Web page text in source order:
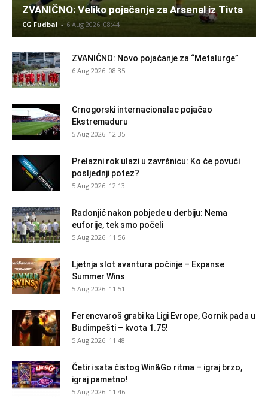
ZVANIČNO: Veliko pojačanje za Arsenal iz Tivta
CG Fudbal - 6 Aug 2026. 08:44
ZVANIČNO: Novo pojačanje za “Metalurge”
6 Aug 2026. 08:35
Crnogorski internacionalac pojačao
Ekstremaduru
5 Aug 2026. 12:35
Prelazni rok ulazi u završnicu: Ko će povući
posljednji potez?
5 Aug 2026. 12:13
Radonjić nakon pobjede u derbiju: Nema
euforije, tek smo počeli
5 Aug 2026. 11:56
Ljetnja slot avantura počinje – Expanse
Summer Wins
5 Aug 2026. 11:51
Ferencvaroš grabi ka Ligi Evrope, Gornik pada u
Budimpešti – kvota 1.75!
5 Aug 2026. 11:48
Četiri sata čistog Win&Go ritma – igraj brzo,
igraj pametno!
5 Aug 2026. 11:46